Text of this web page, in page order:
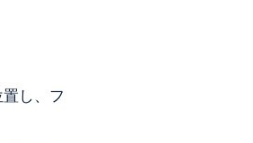
し、フ